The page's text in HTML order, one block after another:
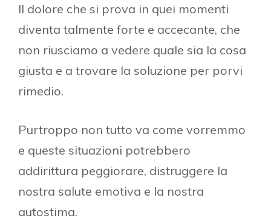
Il dolore che si prova in quei momenti
diventa talmente forte e accecante, che
non riusciamo a vedere quale sia la cosa
giusta e a trovare la soluzione per porvi
rimedio.
Purtroppo non tutto va come vorremmo
e queste situazioni potrebbero
addirittura peggiorare, distruggere la
nostra salute emotiva e la nostra
autostima.